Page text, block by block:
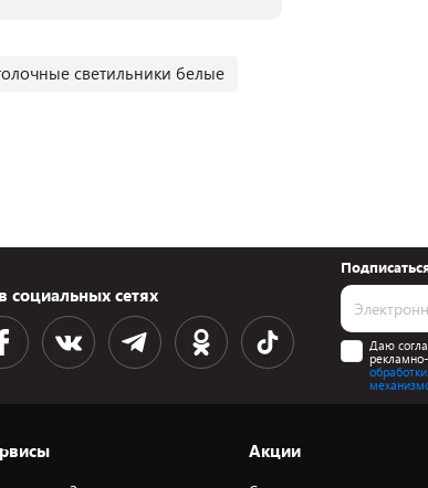
светильники белые
социальных сетях
Даю
обработки.
Акции